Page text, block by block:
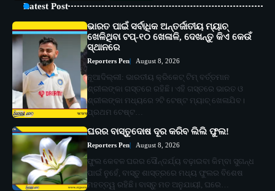
Latest Post
ଭାରତ ପାଇଁ ସର୍ବାଧିକ ଅନ୍ତର୍ଜାତୀୟ ମ୍ୟାଚ୍
ଖେଳିଥିବା ଟପ୍-୧୦ ଖେଳାଳି, ଦେଖନ୍ତୁ କିଏ କେଉଁ
ସ୍ଥାନରେ
Reporters Pen August 8, 2026
ନୂଆଦିଲ୍ଲୀ: ଭାରତୀୟ କ୍ରିକେଟ୍ ଟିମ୍ ବର୍ତ୍ତମାନ
ଶ୍ରୀଲଙ୍କା ଗସ୍ତରେ ରହିଛି। ଏହି ଗସ୍ତରେ ଭାରତ ଓ
ଶ୍ରୀଲଙ୍କା ମଧ୍ୟରେ ୨ଟି ଟେଷ୍ଟ ମ୍ୟାଚ୍ ଖେଳାଯିବ।
ପ୍ରଥମ ଟେଷ୍ଟ…
ଘରର ବାସ୍ତୁଦୋଷ ଦୂର କରିବ ଲିଲି ଫୁଲ!
Reporters Pen August 8, 2026
ଫୁଲ କେବଳ ଘରର ସୌନ୍ଦର୍ଯ୍ୟ ବଢ଼ାଇବା କିମ୍ବା ସୁଗନ୍ଧ
ପାଇଁ ନୁହେଁ, ବାସ୍ତୁ ଶାସ୍ତ୍ରରେ ମଧ୍ୟ ଫୁଲର ବିଶେଷ
ମହତ୍ତ୍ୱ ରହିଛି। ବାସ୍ତୁ ମତ ଅନୁଯାୟୀ, ଘରେ…